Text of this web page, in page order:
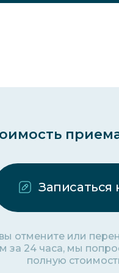
Записаться
отмените или
за 24 часа, мы
полную